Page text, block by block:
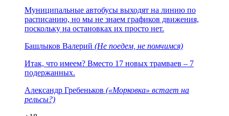
Муниципальные автобусы выходят на линию по
расписанию, но мы не знаем графиков движения,
поскольку на остановках их просто нет.
Башлыков Валерий (Не поедем, не помчимся)
Итак, что имеем? Вместо 17 новых трамваев – 7
подержанных.
Александр Гребеньков («Морковка» встает на
рельсы?)